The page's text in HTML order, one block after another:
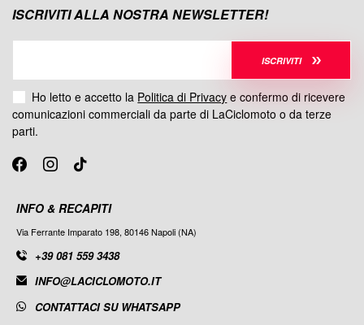
INFO & RECAPITI
Via Ferrante Imparato 198, 80146 Napoli (NA)
+39 081 559 3438
INFO@LACICLOMOTO.IT
CONTATTACI SU WHATSAPP
ISCRIVITI ALLA NOSTRA NEWSLETTER!
ISCRIVITI
Ho letto e accetto la Politica di Privacy e confermo di ricevere
comunicazioni commerciali da parte di LaCiclomoto o da terze
parti.